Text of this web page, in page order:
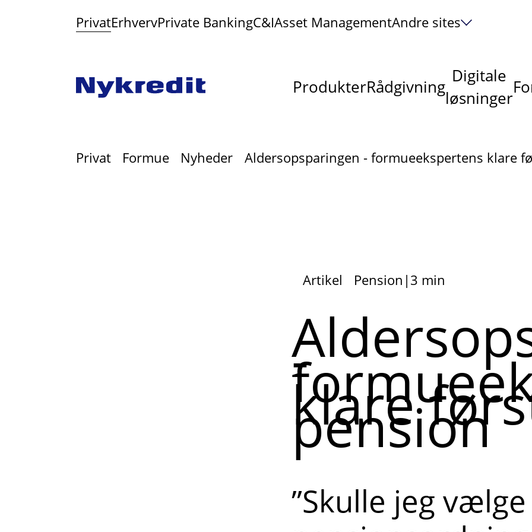
PrivatErhvervPrivate BankingC&IAsset ManagementAndre sites
ProdukterRådgivning
Digitale
løsninger
Privat Formue Nyheder Aldersopsparingen - formueekspertens klare
Artikel Pension |3 min
-
klare
pension
”Skulle jeg